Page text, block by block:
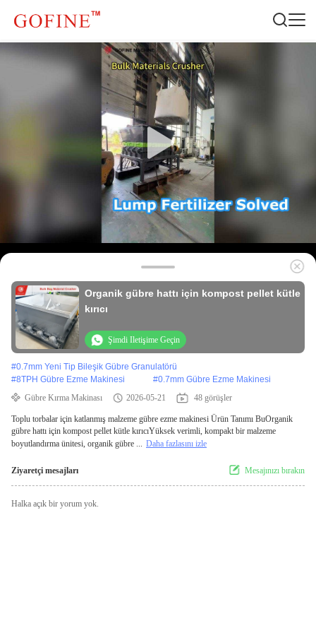
Organik gübre hattı için kompost pellet kütle
kırıcı
Şimdi Iletişime Geçin
#0.7mm Yeni Tip Bileşik Gübre Granulatörü
#8TPH Gübre Ezme Makinesi #0.7mm Gübre Ezme Makinesi
Gübre Kırma Makinası
2026-05-21 48 görüşler
Toplu torbalar için katlanmış malzeme gübre ezme makinesi Ürün Tanımı BuOrganik
gübre hattı için kompost pellet kütle kırıcıYüksek verimli, kompakt bir malzeme
boyutlandırma ünitesi, organik gübre ... Daha fazlasını izle
Ziyaretçi mesajları Mesajınızı bırakın
Halka açık bir yorum yok.